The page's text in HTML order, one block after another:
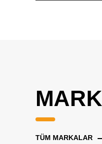
TÜM MARKALAR